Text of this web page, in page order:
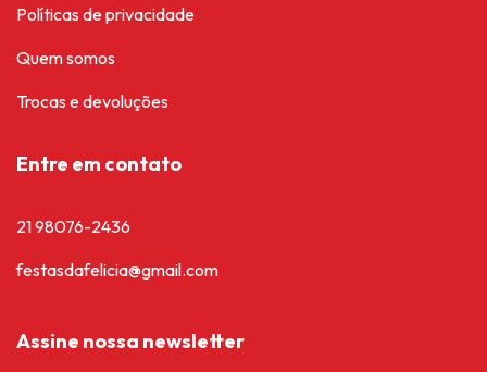
Políticas de privacidade
Quem somos
Trocas e devoluções
Entre em contato
21 98076-2436
festasdafelicia@gmail.com
Assine nossa newsletter